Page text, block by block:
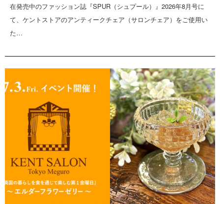
在発売中のファッション誌『SPUR（シュプール）』2026年8月号に
て、ケントストアのアンティークチェア（サロンチェア）をご使用い
た…